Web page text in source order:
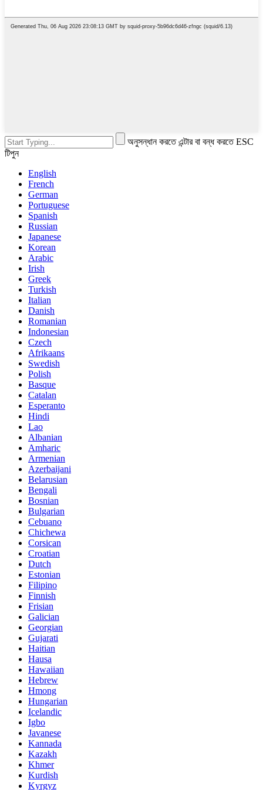
অনুসন্ধান করতে এন্টার বা বন্ধ করতে ESC
টিপুন
English
French
German
Portuguese
Spanish
Russian
Japanese
Korean
Arabic
Irish
Greek
Turkish
Italian
Danish
Romanian
Indonesian
Czech
Afrikaans
Swedish
Polish
Basque
Catalan
Esperanto
Hindi
Lao
Albanian
Amharic
Armenian
Azerbaijani
Belarusian
Bengali
Bosnian
Bulgarian
Cebuano
Chichewa
Corsican
Croatian
Dutch
Estonian
Filipino
Finnish
Frisian
Galician
Georgian
Gujarati
Haitian
Hausa
Hawaiian
Hebrew
Hmong
Hungarian
Icelandic
Igbo
Javanese
Kannada
Kazakh
Khmer
Kurdish
Kyrgyz